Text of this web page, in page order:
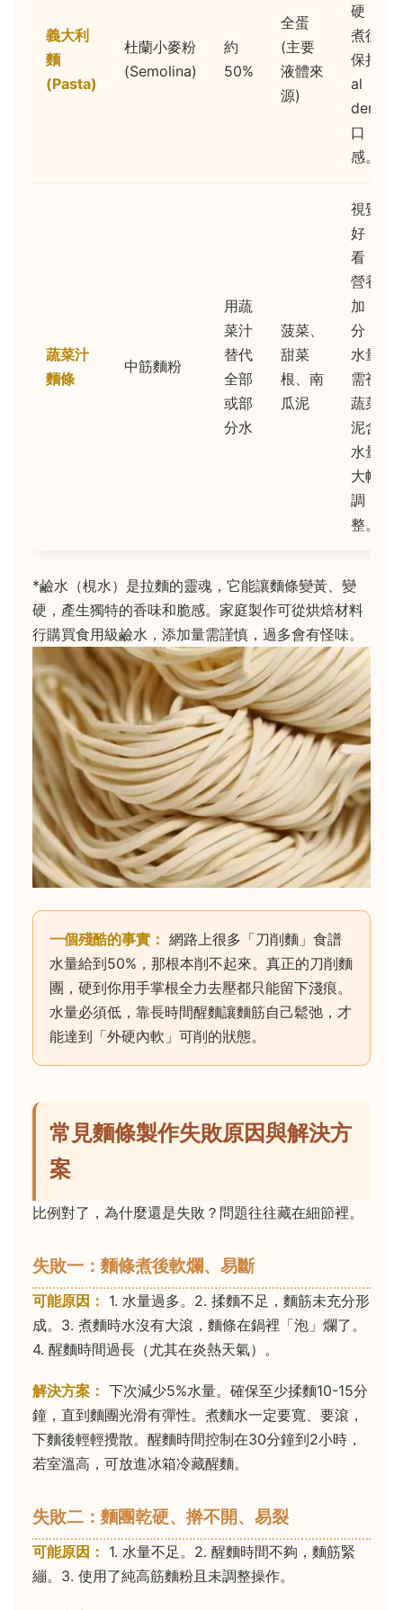
義大利
麵
(Pasta)
杜蘭小麥粉
(Semolina)
約
50%
全蛋
(主要
液體來
源)
硬，
煮後
保持
al
dente
口
感。
蔬菜汁
麵條
中筋麵粉
用蔬
菜汁
替代
全部
或部
分水
菠菜、
甜菜
根、南
瓜泥
視覺
好
看，
營養
加
分，
水量
需視
蔬菜
泥含
水量
大幅
調
整。
*鹼水（梘水）是拉麵的靈魂，它能讓麵條變黃、變
硬，產生獨特的香味和脆感。家庭製作可從烘焙材料
行購買食用級鹼水，添加量需謹慎，過多會有怪味。
一個殘酷的事實： 網路上很多「刀削麵」食譜
水量給到50%，那根本削不起來。真正的刀削麵
團，硬到你用手掌根全力去壓都只能留下淺痕。
水量必須低，靠長時間醒麵讓麵筋自己鬆弛，才
能達到「外硬內軟」可削的狀態。
常見麵條製作失敗原因與解決方
案
比例對了，為什麼還是失敗？問題往往藏在細節裡。
失敗一：麵條煮後軟爛、易斷
可能原因： 1. 水量過多。2. 揉麵不足，麵筋未充分形
成。3. 煮麵時水沒有大滾，麵條在鍋裡「泡」爛了。
4. 醒麵時間過長（尤其在炎熱天氣）。
解決方案： 下次減少5%水量。確保至少揉麵10-15分
鐘，直到麵團光滑有彈性。煮麵水一定要寬、要滾，
下麵後輕輕攪散。醒麵時間控制在30分鐘到2小時，
若室溫高，可放進冰箱冷藏醒麵。
失敗二：麵團乾硬、擀不開、易裂
可能原因： 1. 水量不足。2. 醒麵時間不夠，麵筋緊
繃。3. 使用了純高筋麵粉且未調整操作。